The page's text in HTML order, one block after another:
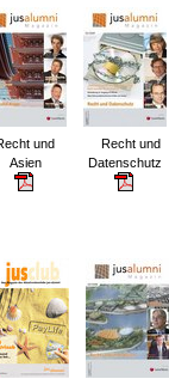
und
Asien
Recht und
Datenschutz